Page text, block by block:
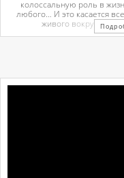
колоссальную роль в
любого… И это касается
живого вокруг. ...